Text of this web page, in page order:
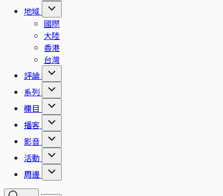
地域
國際
大陸
香港
台灣
評論
系列
欄目
播客
影音
活動
周邊